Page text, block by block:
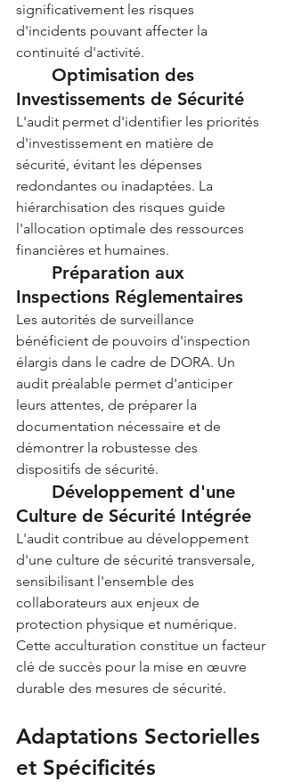
significativement les risques
d'incidents pouvant affecter la
continuité d'activité.
Investissements de Sécurité
L'audit permet d'identifier les priorités
d'investissement en matière de
sécurité, évitant les dépenses
redondantes ou inadaptées. La
hiérarchisation des risques guide
l'allocation optimale des ressources
financières et humaines.
Inspections Réglementaires
Les autorités de surveillance
bénéficient de pouvoirs d'inspection
élargis dans le cadre de DORA. Un
audit préalable permet d'anticiper
leurs attentes, de préparer la
documentation nécessaire et de
démontrer la robustesse des
dispositifs de sécurité.
Culture de Sécurité Intégrée
L'audit contribue au développement
d'une culture de sécurité transversale,
sensibilisant l'ensemble des
collaborateurs aux enjeux de
protection physique et numérique.
Cette acculturation constitue un facteur
clé de succès pour la mise en œuvre
durable des mesures de sécurité.
Adaptations Sectorielles
et Spécificités